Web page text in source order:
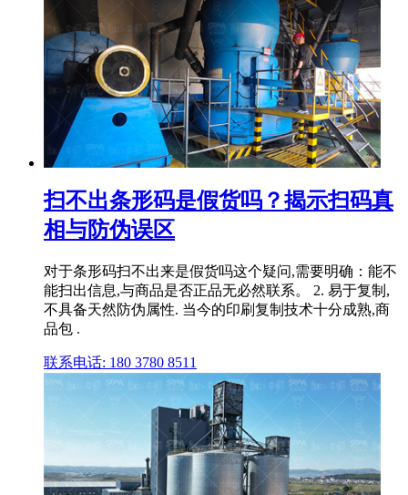
扫不出条形码是假货吗？揭示扫码真
相与防伪误区
对于条形码扫不出来是假货吗这个疑问,需要明确：能不
能扫出信息,与商品是否正品无必然联系。 2. 易于复制,
不具备天然防伪属性. 当今的印刷复制技术十分成熟,商
品包 .
联系电话: 180 3780 8511